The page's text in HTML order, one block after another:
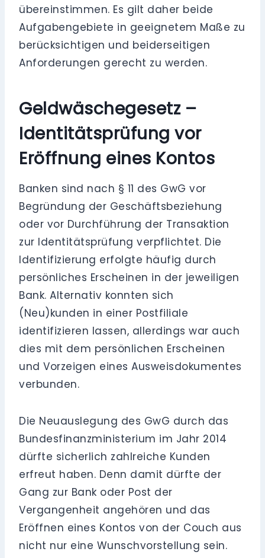
übereinstimmen. Es gilt daher beide
Aufgabengebiete in geeignetem Maße zu
berücksichtigen und beiderseitigen
Anforderungen gerecht zu werden.
Geldwäschegesetz –
Identitätsprüfung vor
Eröffnung eines Kontos
Banken sind nach § 11 des GwG vor
Begründung der Geschäftsbeziehung
oder vor Durchführung der Transaktion
zur Identitätsprüfung verpflichtet. Die
Identifizierung erfolgte häufig durch
persönliches Erscheinen in der jeweiligen
Bank. Alternativ konnten sich
(Neu)kunden in einer Postfiliale
identifizieren lassen, allerdings war auch
dies mit dem persönlichen Erscheinen
und Vorzeigen eines Ausweisdokumentes
verbunden.
Die Neuauslegung des GwG durch das
Bundesfinanzministerium im Jahr 2014
dürfte sicherlich zahlreiche Kunden
erfreut haben. Denn damit dürfte der
Gang zur Bank oder Post der
Vergangenheit angehören und das
Eröffnen eines Kontos von der Couch aus
nicht nur eine Wunschvorstellung sein.